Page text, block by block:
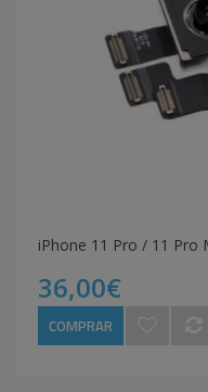
36,00€
COMPRAR